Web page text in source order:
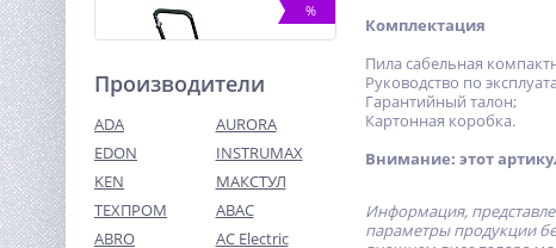
%
Виброплита TOR C-60(R)
(Honda)
Производители
ADA
AURORA
EDON
INSTRUMAX
KEN
МАКСТУЛ
ТЕХПРОМ
ABAC
ABRO
AC Electric
Комплектация
Пила сабельная
Руководство по
Гарантийный талон;
Картонная коробка.
Внимание: этот
Информация,
параметры продукции